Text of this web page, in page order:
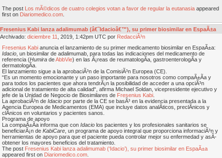
The post Los mÃ©dicos de cuatro colegios votan a favor de regular la eutanasia appeared
first on Diariomedico.com
Fresenius Kabi lanza adalimumab (â€˜Idacioâ€™), su primer biosimilar en EspaÃ±a
Archivado: diciembre 11 , 2019, 1:42pm UTC por RedacciÃ³n
Fresenius Kabi anuncia el lanzamiento de su primer medicamento biosimilar en EspaÃ±a:
Idacio , un biosimilar de adalimumab, para todas las indicaciones del medicamento de
referencia (Humira deAbbVie) en las Ã¡reas de reumatologÃ­a, gastroenterologÃ­a y
dermatologÃ­a.
El lanzamiento sigue a la aprobaciÃ³n de la ComisiÃ³n Europea (CE).
“Es un momento emocionante y un paso importante para nosotros como compaÃ±Ã­a y
para todos los pacientes que ahora tendrÃ¡n la posibilidad de acceder a una opciÃ³n
adicional de tratamiento de alta calidad“, afirma Michael Soldan, vicepresidente ejecutivo y
jefe de la Unidad de Negocio de Biosimilares de Fresenius Kabi
La aprobaciÃ³n de Idacio por parte de la CE se basÃ³ en la evidencia presentada a la
Agencia Europea de Medicamentos (EMA) que incluye datos analÃ­ticos, preclÃ­nicos y
clÃ­nicos en voluntarios y pacientes sanos.
Programa de apoyo
La compaÃ±Ã­a informa que con Idacio los pacientes y los profesionales sanitarios se
beneficiarÃ¡n de KabiCare , un programa de apoyo integral que proporciona informaciÃ³n y
herramientas de apoyo para que el paciente pueda controlar mejor su enfermedad y asÃ­
obtener los mayores beneficios del tratamiento.
The post Fresenius Kabi lanza adalimumab (‘Idacio’), su primer biosimilar en EspaÃ±a
appeared first on Diariomedico.com